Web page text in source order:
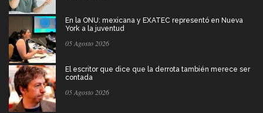
En la ONU: mexicana y EXATEC representó en Nueva
York a la juventud
05 Agosto 2026
El escritor que dice que la derrota también merece ser
contada
05 Agosto 2026